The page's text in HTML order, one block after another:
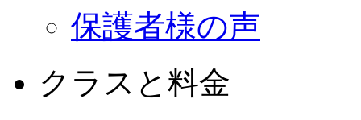
保護者様の声
クラスと料金